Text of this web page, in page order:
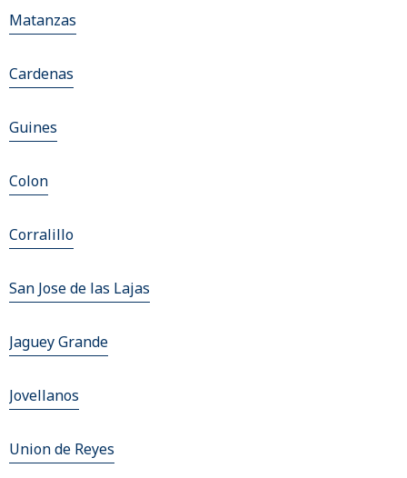
Matanzas
Cardenas
Guines
Colon
Corralillo
San Jose de las Lajas
Jaguey Grande
Jovellanos
Union de Reyes